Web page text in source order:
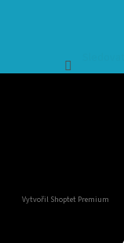
Vytvořil Shoptet Premium